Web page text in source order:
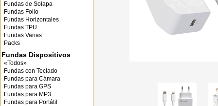
Fundas de Solapa
Fundas Folio
Fundas Horizontales
Fundas TPU
Fundas Varias
Packs
Fundas Dispositivos
«Todos»
Fundas con Teclado
Fundas para Cámara
Fundas para GPS
Fundas para MP3
Fundas para Portátil